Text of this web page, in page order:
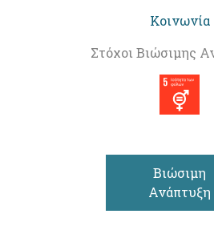
Κοινωνία
Στόχοι Βιώσιμης
Βιώσιμη
Ανάπτυξη